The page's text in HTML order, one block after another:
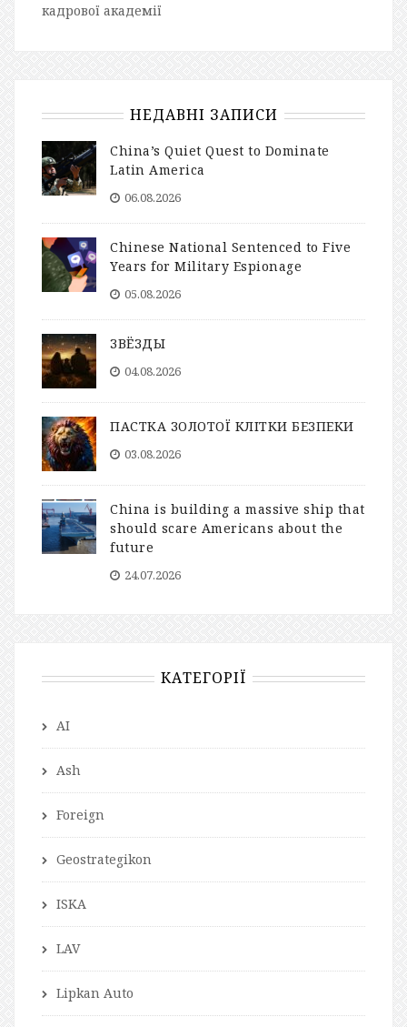
кадрової академії
НЕДАВНІ ЗАПИСИ
China’s Quiet Quest to Dominate
Latin America
06.08.2026
Chinese National Sentenced to Five
Years for Military Espionage
05.08.2026
ЗВЁЗДЫ
04.08.2026
ПАСТКА ЗОЛОТОЇ КЛІТКИ БЕЗПЕКИ
03.08.2026
China is building a massive ship that
should scare Americans about the
future
24.07.2026
КАТЕГОРІЇ
AI
Ash
Foreign
Geostrategikon
ISKA
LAV
Lipkan Auto